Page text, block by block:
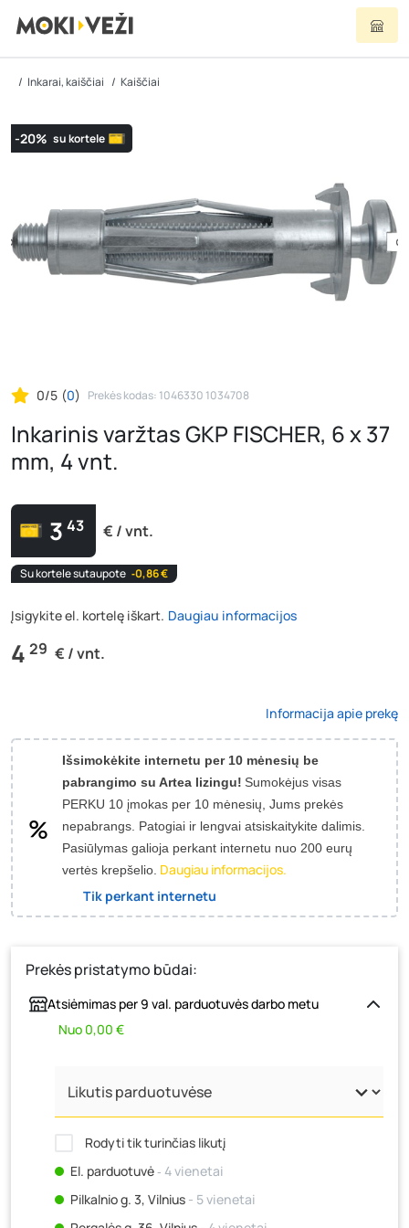
Inkarai, kaiščiai Kaiščiai
-20% su kortele
0/5 (0) Prekės kodas: 1046330 1034708
Inkarinis varžtas GKP FISCHER, 6 x 37
mm, 4 vnt.
3 43 € / vnt.
Su kortele sutaupote ‐0,86 €
Įsigykite el. kortelę iškart. Daugiau informacijos
4 29 € / vnt.
Informacija apie prekę
Išsimokėkite internetu per 10 mėnesių be
pabrangimo su Artea lizingu! Sumokėjus visas
PERKU 10 įmokas per 10 mėnesių, Jums prekės
nepabrangs. Patogiai ir lengvai atsiskaitykite dalimis.
Pasiūlymas galioja perkant internetu nuo 200 eurų
vertės krepšelio. Daugiau informacijos.
Tik perkant internetu
Prekės pristatymo būdai:
Atsiėmimas per 9 val. parduotuvės darbo metu
Nuo 0,00 €
Rodyti tik turinčias likutį
El. parduotuvė‐ 4 vienetai
Pilkalnio g. 3, Vilnius - 5 vienetai